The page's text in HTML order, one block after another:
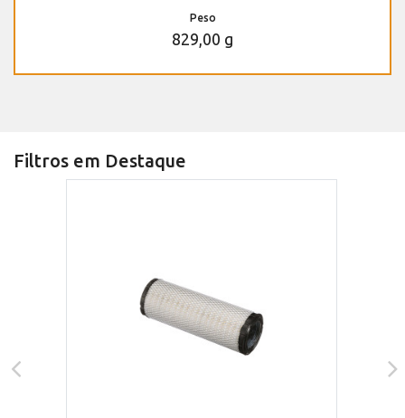
Peso
829,00 g
Filtros em Destaque